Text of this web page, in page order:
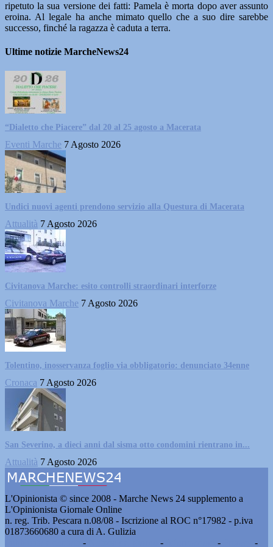
ripetuto la sua versione dei fatti: Pamela è morta dopo aver assunto
eroina. Al legale ha anche mimato quello che a suo dire sarebbe
successo, finché la ragazza è caduta a terra.
Ultime notizie MarcheNews24
“Dialetto che Piacere” dal 20 al 25 agosto a Macerata
Eventi Marche 7 Agosto 2026
Undici nuovi agenti prendono servizio alla Questura di Macerata
Attualità 7 Agosto 2026
Civitanova Marche: esito controlli straordinari interforze
Civitanova Marche 7 Agosto 2026
Tolentino, inosservanza foglio via obbligatorio: denunciato 34enne
Cronaca 7 Agosto 2026
San Severino, a dieci anni dal sisma otto condomini rientrano in...
Attualità 7 Agosto 2026
L'Opinionista © since 2008 - Marche News 24 supplemento a
L'Opinionista Giornale Online
n. reg. Trib. Pescara n.08/08 - Iscrizione al ROC n°17982 - p.iva
01873660680 a cura di A. Gulizia
- - -
-